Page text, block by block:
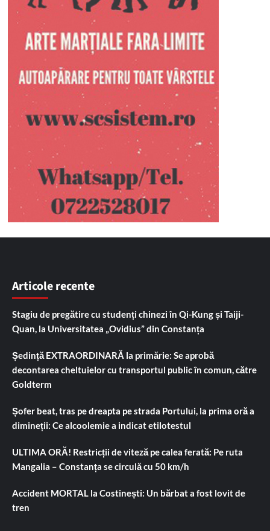
Articole recente
Stagiu de pregătire cu studenți chinezi în Qi-Kung și Taiji-
Quan, la Universitatea „Ovidius” din Constanța
Ședință EXTRAORDINARĂ la primărie: Se aprobă
decontarea cheltuielor cu transportul public în comun, către
Goldterm
Șofer beat, tras pe dreapta pe strada Portului, la prima oră a
dimineții: Ce alcoolemie a indicat etilotestul
ULTIMA ORĂ! Restricții de viteză pe calea ferată: Pe ruta
Mangalia – Constanța se circulă cu 50 km/h
Accident MORTAL la Costinești: Un bărbat a fost lovit de
tren